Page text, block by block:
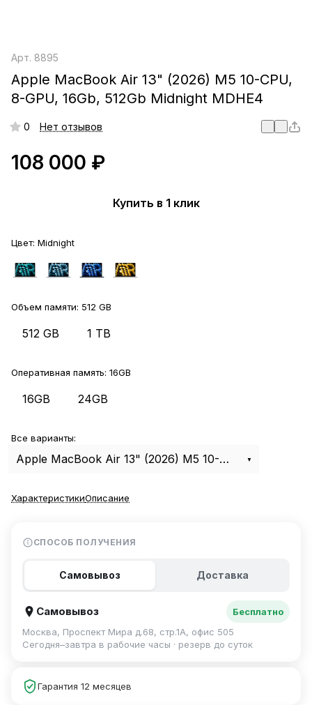
Арт. 8895
Apple MacBook Air 13" (2026) M5 10-CPU,
8-GPU, 16Gb, 512Gb Midnight MDHE4
0 Нет отзывов
108 000 ₽
Купить в 1 клик
Цвет: Midnight
Объем памяти: 512 GB
512 GB 1 TB
Оперативная память: 16GB
16GB 24GB
Все варианты:
Apple MacBook Air 13" (2026) M5 10-CPU, 8-GPU, 16Gb, 512Gb Midnight MDHE4
ХарактеристикиОписание
СПОСОБ ПОЛУЧЕНИЯ
Самовывоз Доставка
Самовывоз
Бесплатно
Москва, Проспект Мира д.68, стр.1А, офис 505
Сегодня–завтра в рабочие часы · резерв до суток
Гарантия 12 месяцев